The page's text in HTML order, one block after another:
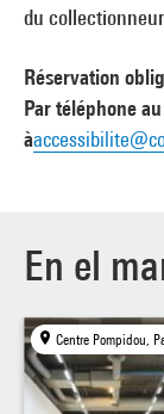
du
Réservation
Par téléphone
à
En el
Centre Pompidou,